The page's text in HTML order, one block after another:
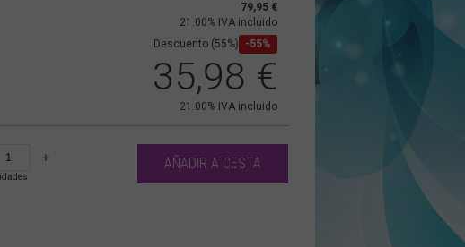
79,95 €
21.00% IVA incluido
Descuento (55%)
55%
35,98 €
21.00% IVA incluido
+ AÑADIR A CESTA